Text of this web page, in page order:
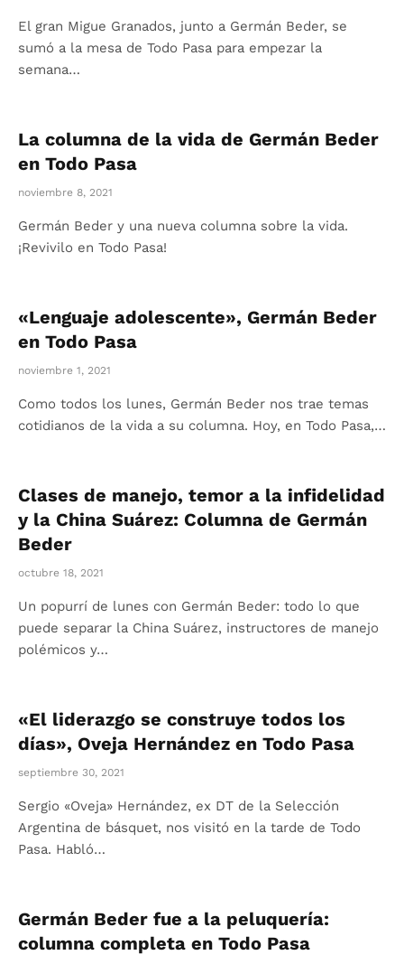
El gran Migue Granados, junto a Germán Beder, se
sumó a la mesa de Todo Pasa para empezar la
semana…
La columna de la vida de Germán Beder
en Todo Pasa
noviembre 8, 2021
Germán Beder y una nueva columna sobre la vida.
¡Revivilo en Todo Pasa!
«Lenguaje adolescente», Germán Beder
en Todo Pasa
noviembre 1, 2021
Como todos los lunes, Germán Beder nos trae temas
cotidianos de la vida a su columna. Hoy, en Todo Pasa,…
Clases de manejo, temor a la infidelidad
y la China Suárez: Columna de Germán
Beder
octubre 18, 2021
Un popurrí de lunes con Germán Beder: todo lo que
puede separar la China Suárez, instructores de manejo
polémicos y…
«El liderazgo se construye todos los
días», Oveja Hernández en Todo Pasa
septiembre 30, 2021
Sergio «Oveja» Hernández, ex DT de la Selección
Argentina de básquet, nos visitó en la tarde de Todo
Pasa. Habló…
Germán Beder fue a la peluquería:
columna completa en Todo Pasa